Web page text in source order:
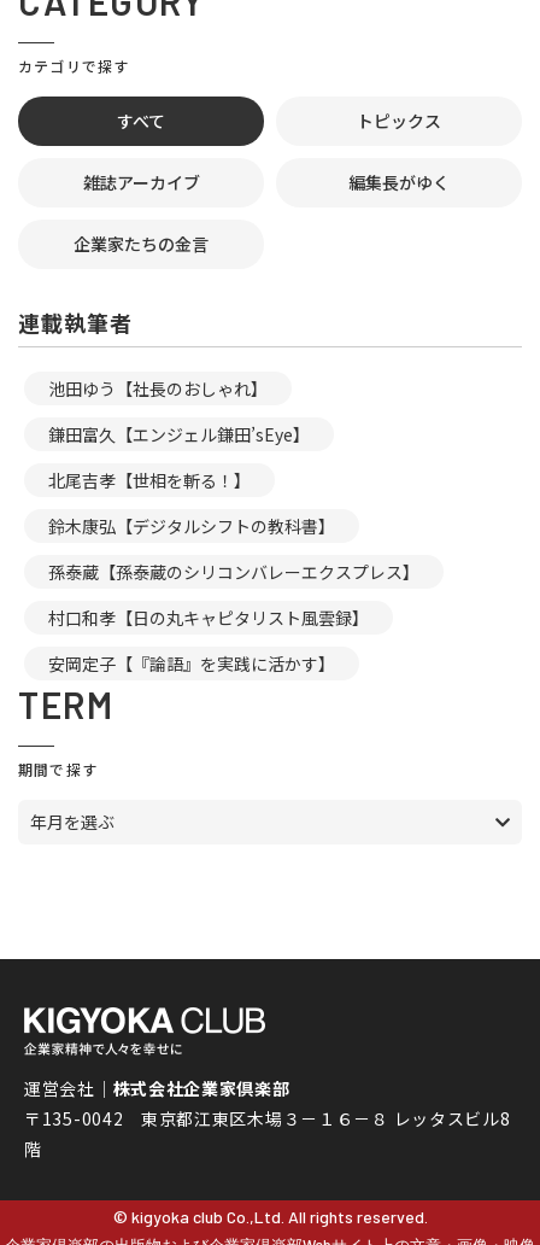
カテゴリで探す
すべて トピックス
雑誌アーカイブ 編集長がゆく
企業家たちの金言
連載執筆者
池田ゆう【社長のおしゃれ】
鎌田富久【エンジェル鎌田’sEye】
北尾吉孝【世相を斬る！】
鈴木康弘【デジタルシフトの教科書】
孫泰蔵【孫泰蔵のシリコンバレーエクスプレス】
村口和孝【日の丸キャピタリスト風雲録】
安岡定子【『論語』を実践に活かす】
TERM
期間で探す
年月を選ぶ
運営会社｜ 株式会社企業家倶楽部
〒135-0042 東京都江東区木場３－１６－８ レッタスビル8
階
© kigyoka club Co.,Ltd. All rights reserved.